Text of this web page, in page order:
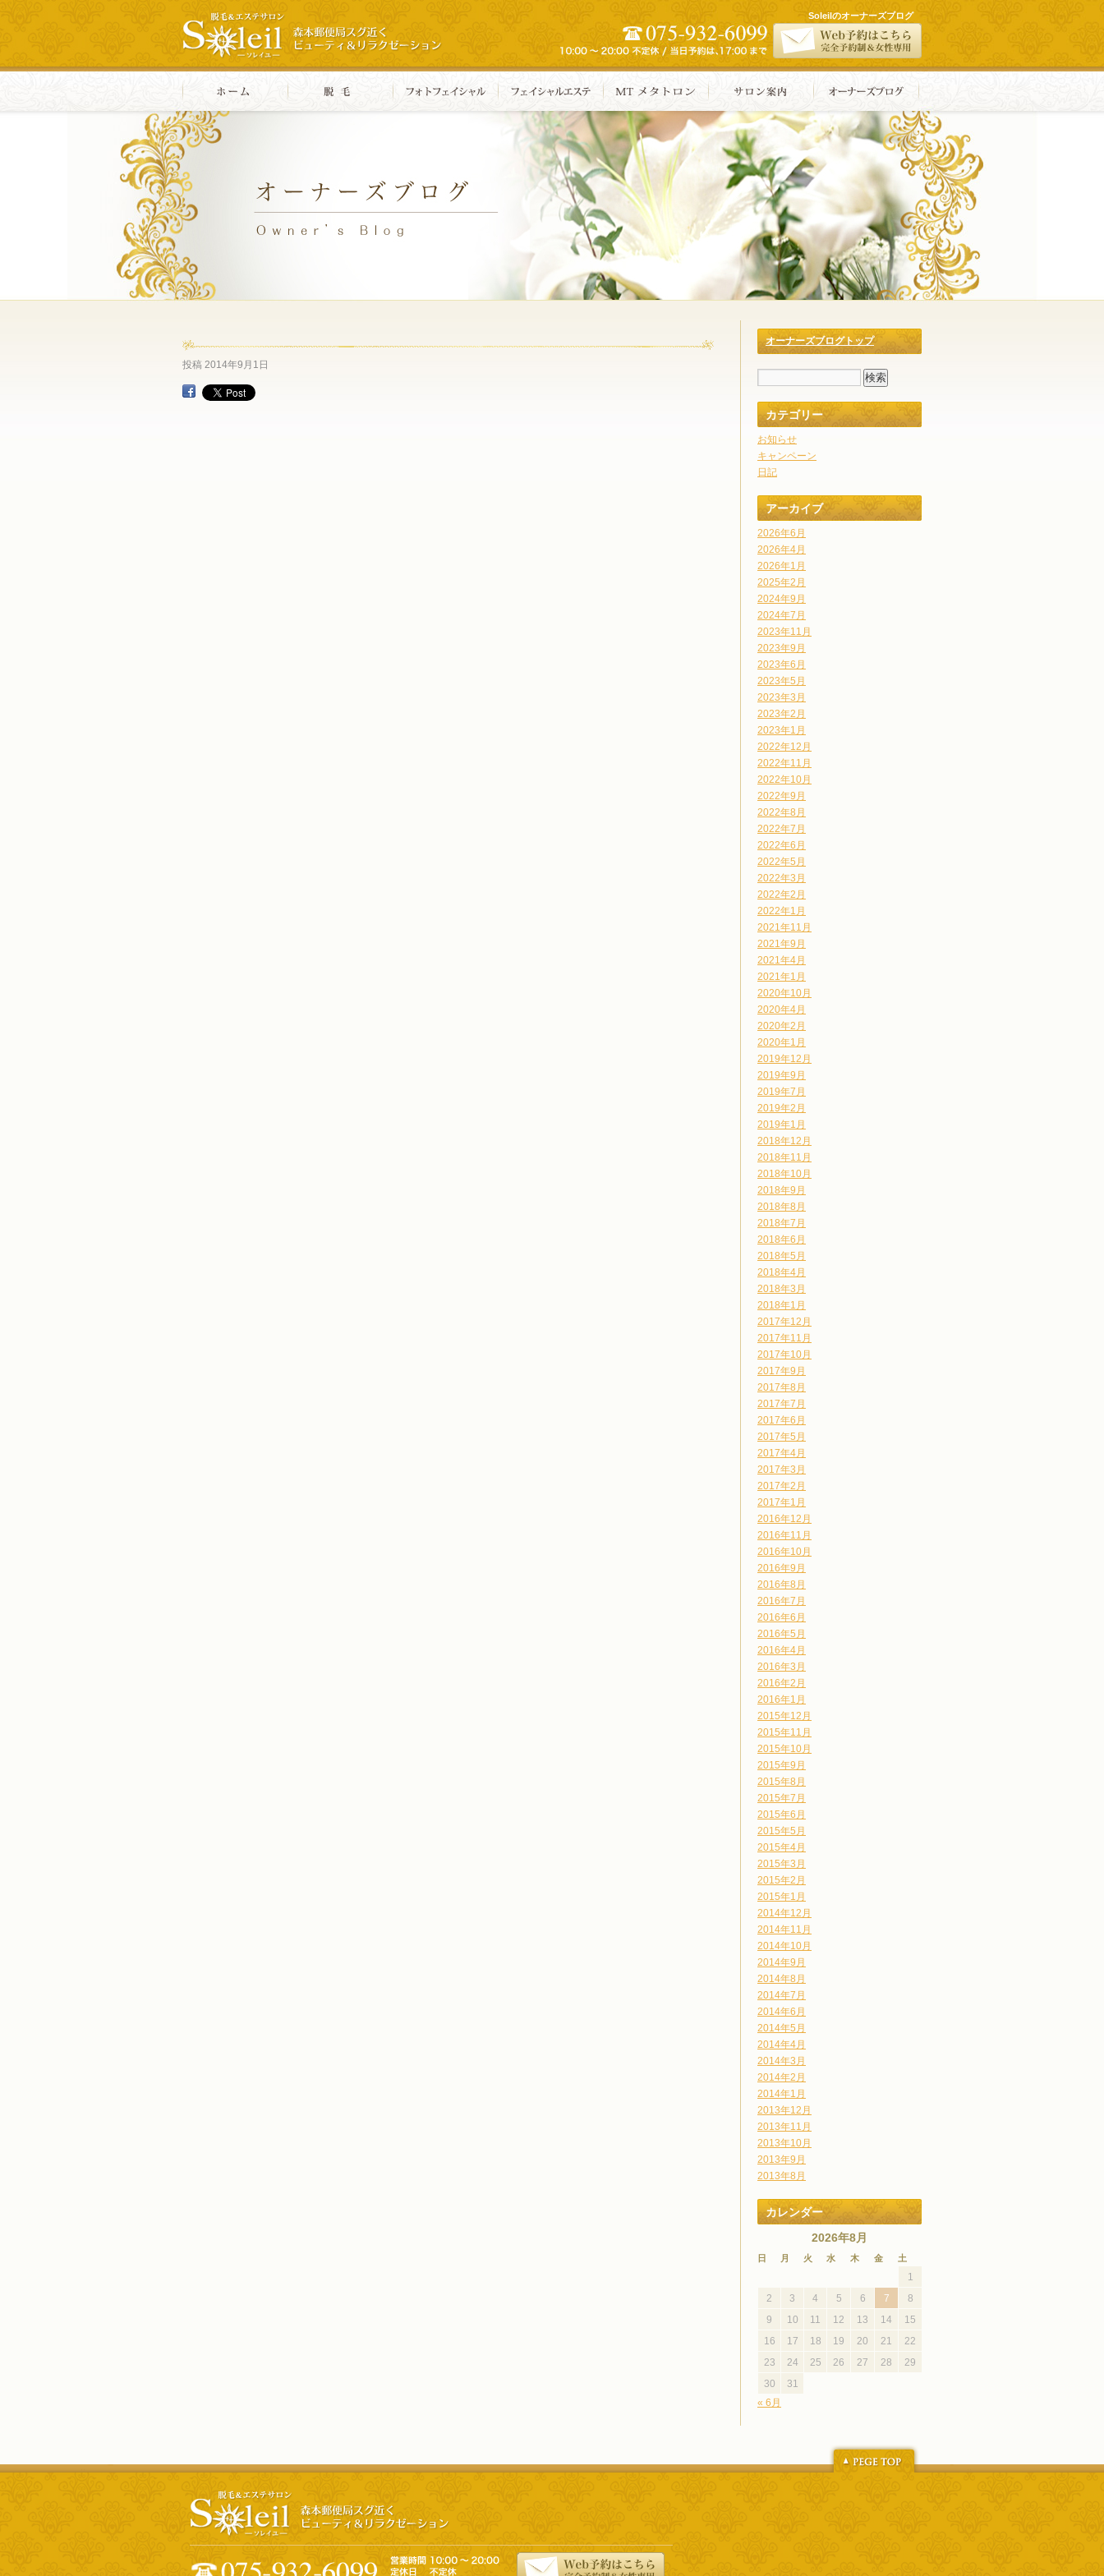
Soleilのオーナーズブログ
オーナーズブログトップ
カテゴリー
お知らせ
キャンペーン
日記
アーカイブ
2026年6月
2026年4月
2026年1月
2025年2月
2024年9月
2024年7月
2023年11月
2023年9月
2023年6月
2023年5月
2023年3月
2023年2月
2023年1月
2022年12月
2022年11月
2022年10月
2022年9月
2022年8月
2022年7月
2022年6月
2022年5月
2022年3月
2022年2月
2022年1月
2021年11月
2021年9月
2021年4月
2021年1月
2020年10月
2020年4月
2020年2月
2020年1月
2019年12月
2019年9月
2019年7月
2019年2月
2019年1月
2018年12月
2018年11月
2018年10月
2018年9月
2018年8月
2018年7月
2018年6月
2018年5月
2018年4月
2018年3月
2018年1月
2017年12月
2017年11月
2017年10月
2017年9月
2017年8月
2017年7月
2017年6月
2017年5月
2017年4月
2017年3月
2017年2月
2017年1月
2016年12月
2016年11月
2016年10月
2016年9月
2016年8月
2016年7月
2016年6月
2016年5月
2016年4月
2016年3月
2016年2月
2016年1月
2015年12月
2015年11月
2015年10月
2015年9月
2015年8月
2015年7月
2015年6月
2015年5月
2015年4月
2015年3月
2015年2月
2015年1月
2014年12月
2014年11月
2014年10月
2014年9月
2014年8月
2014年7月
2014年6月
2014年5月
2014年4月
2014年3月
2014年2月
2014年1月
2013年12月
2013年11月
2013年10月
2013年9月
2013年8月
カレンダー
2026年8月
日 月 火 水 木 金 土
« 6月
1
2
3 4 5 6 7
8
9
10 11 12 13 14
15
16
17 18 19 20 21
22
23
24 25 26 27 28
29
30
31
投稿 2014年9月1日